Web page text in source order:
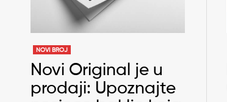
NOVI BROJ
Novi Original je u
prodaji: Upoznajte